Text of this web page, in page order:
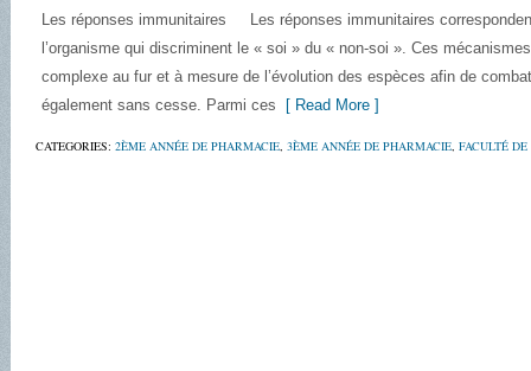
Les réponses immunitaires Les réponses immunitaires
l’organisme qui discriminent le « soi » du « non-soi ». Ces
complexe au fur et à mesure de l’évolution des espèces afin de
également sans cesse. Parmi ces [ Read More ]
CATEGORIES: 2ÈME ANNÉE DE PHARMACIE, 3ÈME ANNÉE DE PHARMACIE, FACULTÉ